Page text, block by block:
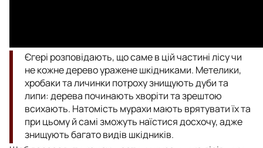
Єгері розповідають, що саме в цій частині лісу чи
не кожне дерево уражене шкідниками. Метелики,
хробаки та личинки потроху знищують дуби та
липи: дерева починають хворіти та зрештою
всихають. Натомість мурахи мають врятувати їх та
при цьому й самі зможуть наїстися досхочу, адже
знищують багато видів шкідників.